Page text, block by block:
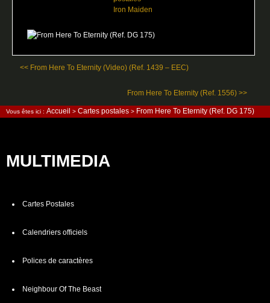
<< From Here To Eternity (Video) (Ref. 1439 – EEC)
From Here To Eternity (Ref. 1556) >>
Vous êtes ici : Accueil > Cartes postales > From Here To Eternity (Ref. DG 175)
MULTIMEDIA
Cartes Postales
Calendriers officiels
Polices de caractères
Neighbour Of The Beast